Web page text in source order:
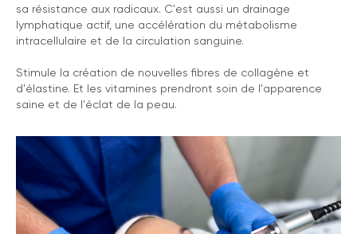
sa résistance aux radicaux. C'est aussi un drainage
lymphatique actif, une accélération du métabolisme
intracellulaire et de la circulation sanguine.
Stimule la création de nouvelles fibres de collagène et
d'élastine. Et les vitamines prendront soin de l'apparence
saine et de l'éclat de la peau.